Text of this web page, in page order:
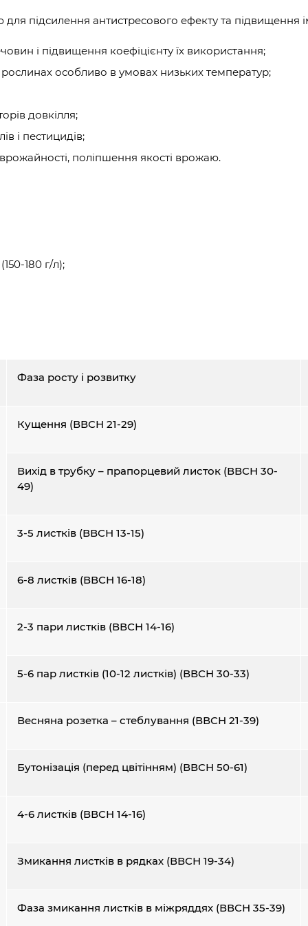
підсилення антистресового ефекту та підвищення
і підвищення коефіцієнту їх використання;
у рослинах особливо в умовах низьких температур;
довкілля;
і пестицидів;
поліпшення якості врожаю.
180 г/л);
Фаза росту і розвитку
Кущення (ВВСН 21-29)
Вихід в трубку – прапорцевий листок (ВВСН 30-
49)
3-5 листків (ВВСН 13-15)
6-8 листків (ВВСН 16-18)
2-3 пари листків (ВВСН 14-16)
5-6 пар листків (10-12 листків) (ВВСН 30-33)
Весняна розетка – стеблування (ВВСН 21-39)
Бутонізація (перед цвітінням) (ВВСН 50-61)
4-6 листків (ВВСН 14-16)
Змикання листків в рядках (ВВСН 19-34)
Фаза змикання листків в міжряддях (ВВСН 35-39)